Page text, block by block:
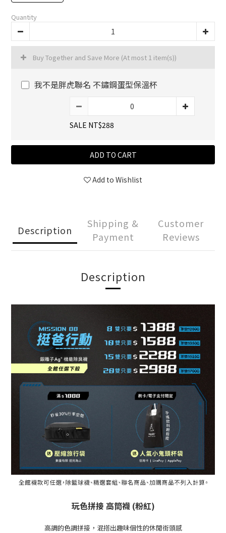
Quantity
Buy Together and Save More (At most 1 item(s))
我不是胖虎聯名 不鏽鋼蛋型保溫杯
SALE NT$288
ADD TO CART
Add to Wishlist
Description
Shipping &
Payment
Customer
Reviews
Description
玩色拼接 高筒襪 (粉紅)
高調的色調拼接，混搭出趣味個性的休閒街頭感